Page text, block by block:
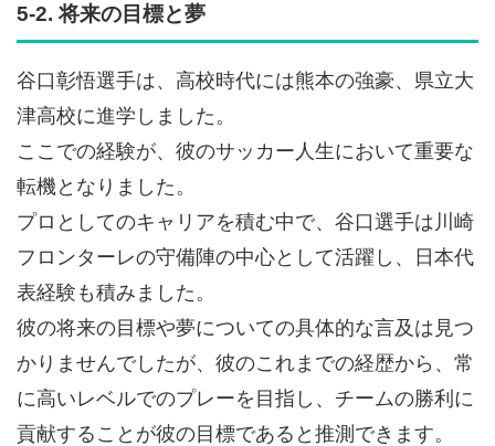
5-2. 将来の目標と夢
谷口彰悟選手は、高校時代には熊本の強豪、県立大
津高校に進学しました。
ここでの経験が、彼のサッカー人生において重要な
転機となりました。
プロとしてのキャリアを積む中で、谷口選手は川崎
フロンターレの守備陣の中心として活躍し、日本代
表経験も積みました。
彼の将来の目標や夢についての具体的な言及は見つ
かりませんでしたが、彼のこれまでの経歴から、常
に高いレベルでのプレーを目指し、チームの勝利に
貢献することが彼の目標であると推測できます。